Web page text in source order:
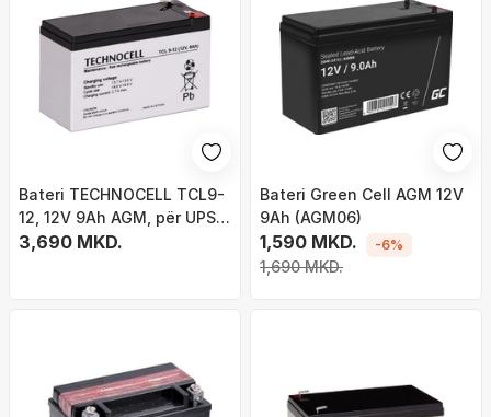
Bateri TECHNOCELL TCL9-
12, 12V 9Ah AGM, për UPS
dhe alarme, e zezë
3,690 MKD.
Bateri Green Cell AGM 12V
9Ah (AGM06)
1,590 MKD.
1,690 MKD.
-6%